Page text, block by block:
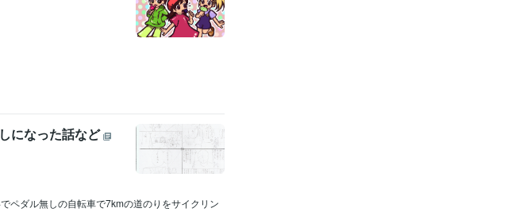
になった話など
ペダル無しの自転車で7kmの道のりをサイクリン